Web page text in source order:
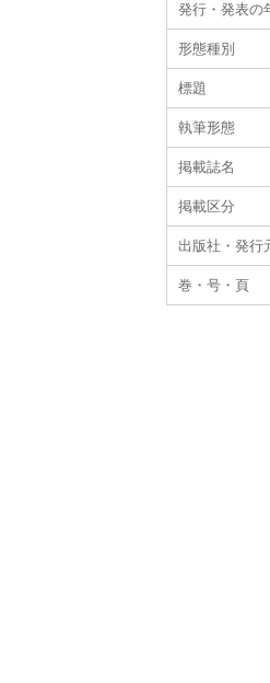
発行・発表の
形態種別
標題
執筆形態
掲載誌名
掲載区分
出版社・発行
巻・号・頁